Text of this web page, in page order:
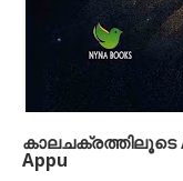
കാലചക്രത്തിലൂടെ /
Appu